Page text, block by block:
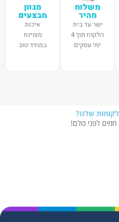
משלוח
מהיר
ישר עד בית
הלקוח תוך 4
ימי עסקים
מגוון
מבצעים
איכות
מצוינת
במחיר טוב
שלנו?
לפני כולם!